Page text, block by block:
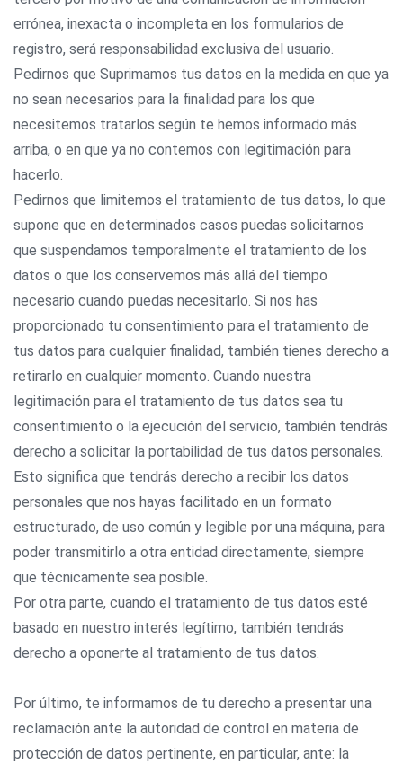
errónea, inexacta o incompleta en los formularios de
registro, será responsabilidad exclusiva del usuario.
Pedirnos que Suprimamos tus datos en la medida en que ya
no sean necesarios para la finalidad para los que
necesitemos tratarlos según te hemos informado más
arriba, o en que ya no contemos con legitimación para
hacerlo.
Pedirnos que limitemos el tratamiento de tus datos, lo que
supone que en determinados casos puedas solicitarnos
que suspendamos temporalmente el tratamiento de los
datos o que los conservemos más allá del tiempo
necesario cuando puedas necesitarlo. Si nos has
proporcionado tu consentimiento para el tratamiento de
tus datos para cualquier finalidad, también tienes derecho a
retirarlo en cualquier momento. Cuando nuestra
legitimación para el tratamiento de tus datos sea tu
consentimiento o la ejecución del servicio, también tendrás
derecho a solicitar la portabilidad de tus datos personales.
Esto significa que tendrás derecho a recibir los datos
personales que nos hayas facilitado en un formato
estructurado, de uso común y legible por una máquina, para
poder transmitirlo a otra entidad directamente, siempre
que técnicamente sea posible.
Por otra parte, cuando el tratamiento de tus datos esté
basado en nuestro interés legítimo, también tendrás
derecho a oponerte al tratamiento de tus datos.
Por último, te informamos de tu derecho a presentar una
reclamación ante la autoridad de control en materia de
protección de datos pertinente, en particular, ante: la